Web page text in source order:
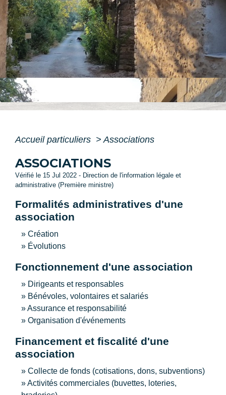
Accueil particuliers > Associations
ASSOCIATIONS
Vérifié le 15 Jul 2022 - Direction de l'information légale et
administrative (Première ministre)
Formalités administratives d'une
association
Création
Évolutions
Fonctionnement d'une association
Dirigeants et responsables
Bénévoles, volontaires et salariés
Assurance et responsabilité
Organisation d'événements
Financement et fiscalité d'une
association
Collecte de fonds (cotisations, dons, subventions)
Activités commerciales (buvettes, loteries,